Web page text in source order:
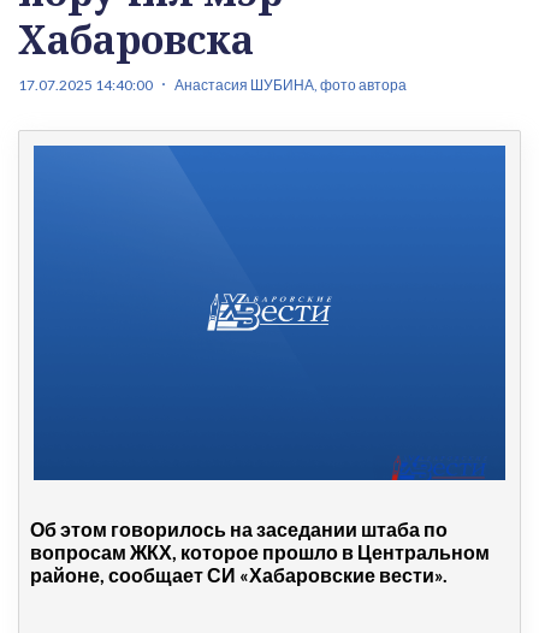
Хабаровска
17.07.2025 14:40:00 Анастасия ШУБИНА, фото автора
Об этом говорилось на заседании штаба по
вопросам ЖКХ, которое прошло в Центральном
районе, сообщает СИ «Хабаровские вести».